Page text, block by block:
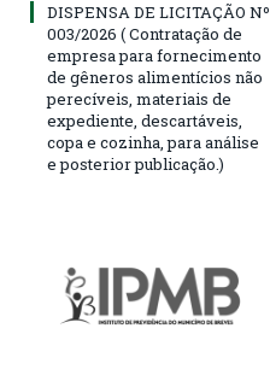
DISPENSA DE LICITAÇÃO Nº
003/2026 ( Contratação de
empresa para fornecimento
de gêneros alimentícios não
perecíveis, materiais de
expediente, descartáveis,
copa e cozinha, para análise
e posterior publicação.)